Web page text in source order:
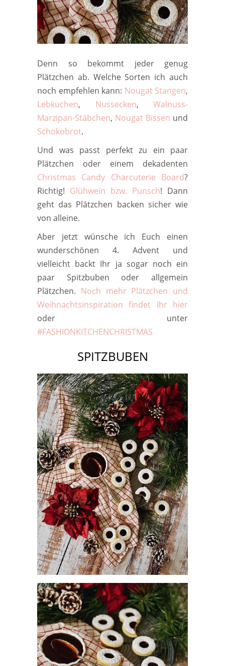
Denn so bekommt jeder genug
Plätzchen ab. Welche Sorten ich auch
noch empfehlen kann: Nougat Stangen,
Lebkuchen, Nussecken, Walnuss-
Marzipan-Stäbchen, Nougat Bissen und
Schokobrot.
Und was passt perfekt zu ein paar
Plätzchen oder einem dekadenten
Christmas Candy Charcuterie Board?
Richtig! Glühwein bzw. Punsch! Dann
geht das Plätzchen backen sicher wie
von alleine.
Aber jetzt wünsche ich Euch einen
wunderschönen 4. Advent und
vielleicht backt Ihr ja sogar noch ein
paar Spitzbuben oder allgemein
Plätzchen. Noch mehr Plätzchen und
Weihnachtsinspiration findet Ihr hier
oder unter
#FASHIONKITCHENCHRISTMAS
SPITZBUBEN